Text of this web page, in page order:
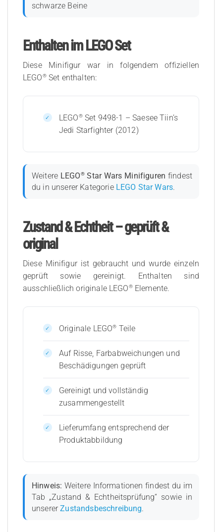
schwarze Beine
Enthalten im LEGO Set
Diese Minifigur war in folgendem offiziellen
LEGO®Set enthalten:
LEGO®Set 9498-1 – Saesee Tiin’s
Jedi Starfighter (2012)
Weitere LEGO®Star Wars Minifiguren findest
du in unserer Kategorie LEGO Star Wars.
Zustand & Echtheit – geprüft &
original
Diese Minifigur ist gebraucht und wurde einzeln
geprüft sowie gereinigt. Enthalten sind
ausschließlich originale LEGO®Elemente.
Originale LEGO® Teile
Auf Risse, Farbabweichungen und
Beschädigungen geprüft
Gereinigt und vollständig
zusammengestellt
Lieferumfang entsprechend der
Produktabbildung
Hinweis: Weitere Informationen findest du im
Tab „Zustand & Echtheitsprüfung“ sowie in
unsererZustandsbeschreibung.